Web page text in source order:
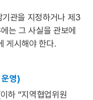
관을 지정하거나 제3
는 그 사실을 관보에
게시해야 한다.
영)
하 “지역협업위원